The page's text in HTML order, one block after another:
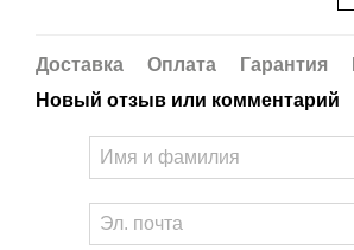
Доставка Оплата Гарантия
Новый отзыв или комментарий